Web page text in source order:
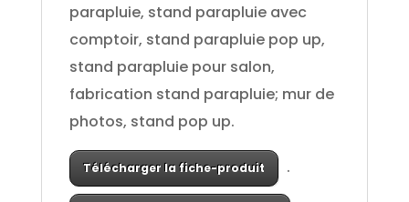
parapluie, stand parapluie avec
comptoir, stand parapluie pop up,
stand parapluie pour salon,
fabrication stand parapluie; mur de
photos, stand pop up.
Télécharger la fiche-produit .